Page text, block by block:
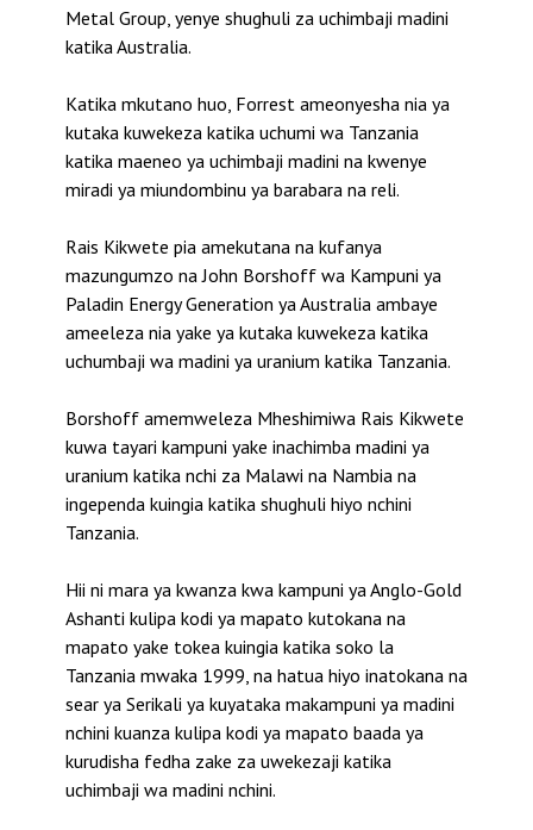
Metal Group, yenye shughuli za uchimbaji madini
katika Australia.
Katika mkutano huo, Forrest ameonyesha nia ya
kutaka kuwekeza katika uchumi wa Tanzania
katika maeneo ya uchimbaji madini na kwenye
miradi ya miundombinu ya barabara na reli.
Rais Kikwete pia amekutana na kufanya
mazungumzo na John Borshoff wa Kampuni ya
Paladin Energy Generation ya Australia ambaye
ameeleza nia yake ya kutaka kuwekeza katika
uchumbaji wa madini ya uranium katika Tanzania.
Borshoff amemweleza Mheshimiwa Rais Kikwete
kuwa tayari kampuni yake inachimba madini ya
uranium katika nchi za Malawi na Nambia na
ingependa kuingia katika shughuli hiyo nchini
Tanzania.
Hii ni mara ya kwanza kwa kampuni ya Anglo-Gold
Ashanti kulipa kodi ya mapato kutokana na
mapato yake tokea kuingia katika soko la
Tanzania mwaka 1999, na hatua hiyo inatokana na
sear ya Serikali ya kuyataka makampuni ya madini
nchini kuanza kulipa kodi ya mapato baada ya
kurudisha fedha zake za uwekezaji katika
uchimbaji wa madini nchini.